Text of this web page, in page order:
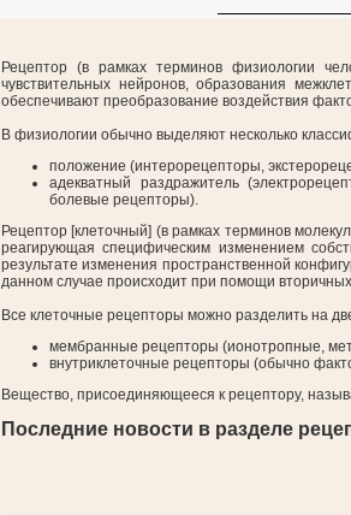
Рецептор (в рамках терминов физиологии
чувствительных нейронов, образования
обеспечивают преобразование воздействия
В физиологии обычно выделяют несколько
положение (интерорецепторы,
адекватный раздражитель
болевые рецепторы).
Рецептор [клеточный] (в рамках терминов
реагирующая специфическим изменением
результате изменения пространственной
данном случае происходит при помощи
Все клеточные рецепторы можно разделить на
мембранные рецепторы (ионотропные,
внутриклеточные рецепторы (обычно
Вещество, присоединяющееся к рецептору,
Последние новости в разделе